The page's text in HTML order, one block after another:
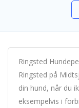
Ringsted
Ringsted på
din hund, når du
eksempelvis i